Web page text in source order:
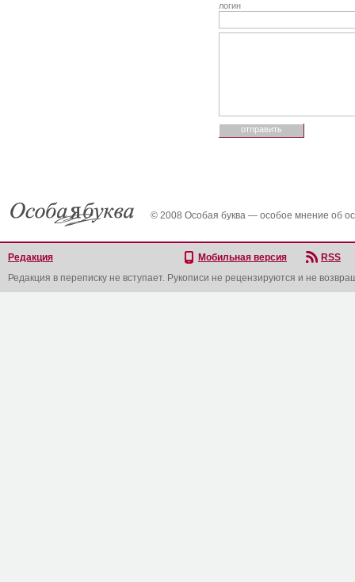
логин
© 2008 Особая буква — особое мнение об
Редакция Мобильная версия
RSS
Редакция в переписку не вступает. Рукописи не рецензируются и не